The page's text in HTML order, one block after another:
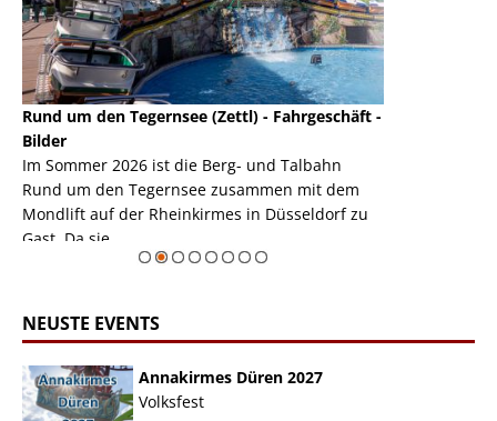
Rund um den Tegernsee (Zettl) - Fahrgeschäft -
Bilder
Im Sommer 2026 ist die Berg- und Talbahn
Rund um den Tegernsee zusammen mit dem
Mondlift auf der Rheinkirmes in Düsseldorf zu
Gast. Da sie ...
NEUSTE EVENTS
Annakirmes Düren 2027
Volksfest